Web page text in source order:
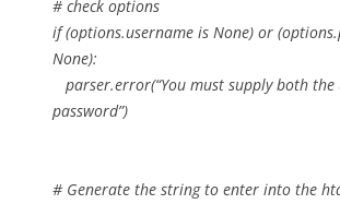
# check options
if (options.username is None) or
None):
parser.error(“You must supply both the
password”)
# Generate the string to enter into the